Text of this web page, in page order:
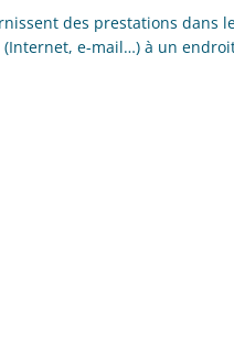
des prestations dans
e-mail…) à un